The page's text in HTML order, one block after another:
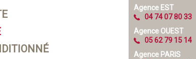
Agence EST
04 74 07 80 33
Agence OUEST
05 62 79 15 14
Agence PARIS